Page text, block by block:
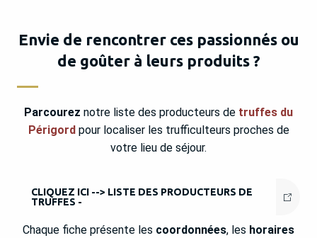
Envie de rencontrer ces passionnés ou
de goûter à leurs produits ?
Parcourez notre liste des producteurs de truffes du
Périgordpour localiser les trufficulteurs proches de
votre lieu de séjour.
CLIQUEZ ICI --> LISTE DES PRODUCTEURS DE
TRUFFES -
Chaque fiche présente les coordonnées, les horaires